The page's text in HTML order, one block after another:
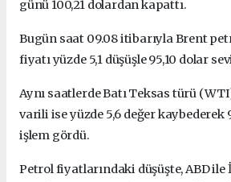
günü 100,21 dolardan kapattı.
Bugün saat 09.08 itibarıyla Brent
fiyatı yüzde 5,1 düşüşle 95,10 dolar
Aynı saatlerde Batı Teksas türü
varili ise yüzde 5,6 değer kaybederek
işlem gördü.
Petrol fiyatlarındaki düşüşte, ABD ile